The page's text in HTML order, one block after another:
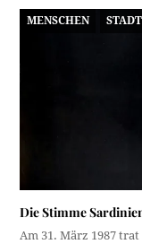
MENSCHEN
Die Stimme
Am 31. März 1987